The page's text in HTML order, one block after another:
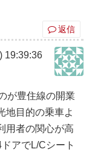
返信
19:39:36
が豊住線の開業
地目的の乗車よ
用者の関心が高
アでL/Cシート